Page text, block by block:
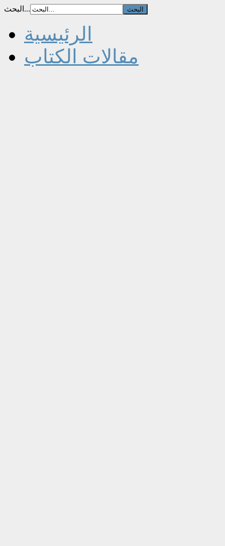
البحث...
الرئيسية
مقالات الكتاب